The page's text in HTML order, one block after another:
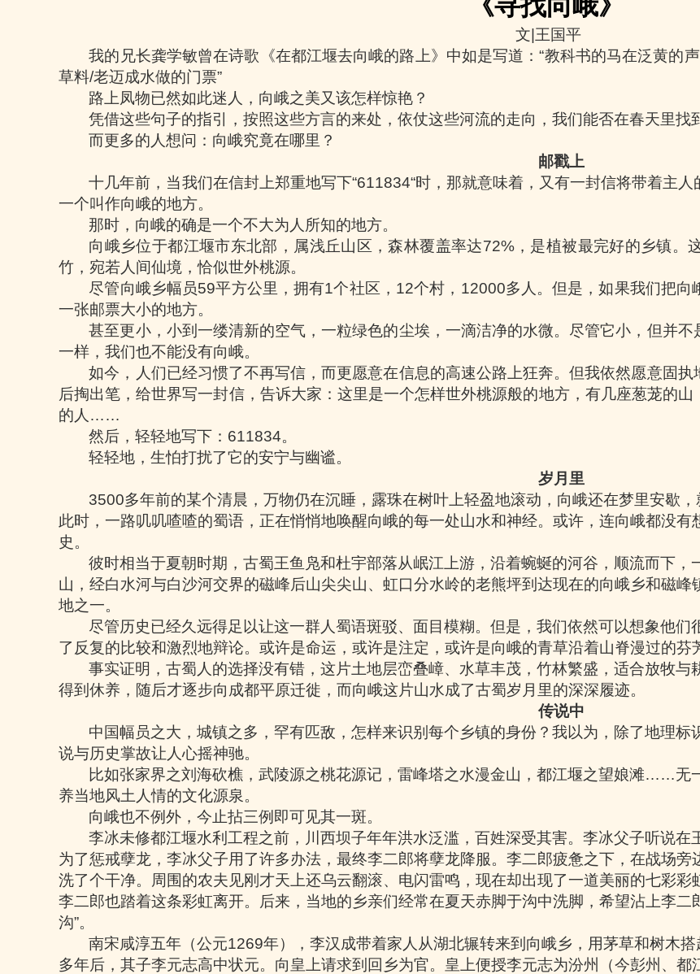
文 王国平
我的兄长龚学敏曾在诗歌《在都江堰去向峨的路上》中如是写道：“教科书的马在泛黄的
草料/老迈成水做的门票”
路上凤物已然如此迷人，向峨之美又该怎样惊艳？
凭借这些句子的指引，按照这些方言的来处，依仗这些河流的走向，我们能否在春天里找
而更多的人想问：向峨究竟在哪里？
邮戳上
十几年前，当我们在信封上郑重地写下“611834“时，那就意味着，又有一封信将带着主
一个叫作向峨的地方。
那时，向峨的确是一个不大为人所知的地方。
向峨乡位于都江堰市东北部，属浅丘山区，森林覆盖率达72%，是植被最完好的乡镇。
竹，宛若人间仙境，恰似世外桃源。
尽管向峨乡幅员59平方公里，拥有1个社区， 12个村， 12000多人。但是，如果我们把向
一张邮票大小的地方。
甚至更小，小到一缕清新的空气，一粒绿色的尘埃，一滴洁净的水微。尽管它小，但并
一样，我们也不能没有向峨。
如今，人们已经习惯了不再写信，而更愿意在信息的高速公路上狂奔。但我依然愿意固
后掏出笔，给世界写一封信，告诉大家：这里是一个怎样世外桃源般的地方，有几座葱茏的
的人 ……
然后，轻轻地写下： 611834。
轻轻地，生怕打扰了它的安宁与幽谧。
岁月里
3500多年前的某个清晨，万物仍在沉睡，露珠在树叶上轻盈地滚动，向峨还在梦里安歇
此时，一路叽叽喳喳的蜀语，正在悄悄地唤醒向峨的每一处山水和神经。或许，连向峨都没
史。
彼时相当于夏朝时期，古蜀王鱼凫和杜宇部落从岷江上游，沿着蜿蜒的河谷，顺流而下
山，经白水河与白沙河交界的磁峰后山尖尖山、虹口分水岭的老熊坪到达现在的向峨乡和磁
地之一。
尽管历史已经久远得足以让这一群人蜀语斑驳、面目模糊。但是，我们依然可以想象他
了反复的比较和激烈地辩论。或许是命运，或许是注定，或许是向峨的青草沿着山脊漫过的芬
事实证明，古蜀人的选择没有错，这片土地层峦叠嶂、水草丰茂，竹林繁盛，适合放牧
得到休养，随后才逐步向成都平原迁徙，而向峨这片山水成了古蜀岁月里的深深履迹。
传说中
中国幅员之大，城镇之多，罕有匹敌，怎样来识别每个乡镇的身份？我以为，除了地理
说与历史掌故让人心摇神驰。
比如张家界之刘海砍樵，武陵源之桃花源记，雷峰塔之水漫金山，都江堰之望娘滩……无
养当地风土人情的文化源泉。
向峨也不例外，今止拈三例即可见其一斑。
李冰未修都江堰水利工程之前，川西坝子年年洪水泛滥，百姓深受其害。李冰父子听说在
为了惩戒孽龙，李冰父子用了许多办法，最终李二郎将孽龙降服。李二郎疲惫之下，在战场
洗了个干净。周围的农夫见刚才天上还乌云翻滚、电闪雷鸣，现在却出现了一道美丽的七彩彩
李二郎也踏着这条彩虹离开。后来，当地的乡亲们经常在夏天赤脚于沟中洗脚，希望沾上李
沟”。
南宋咸淳五年（公元1269年），李汉成带着家人从湖北辗转来到向峨乡，用茅草和树木
多年后，其子李元志高中状元。向皇上请求到回乡为官。皇上便授李元志为汾州（今彭州、